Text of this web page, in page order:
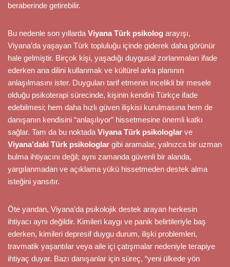
beraberinde getirebilir.
Bu nedenle son yıllarda Viyana Türk psikolog arayışı,
Viyana’da yaşayan Türk topluluğu içinde giderek daha görünür
hale gelmiştir. Birçok kişi, yaşadığı duygusal zorlanmaları ifade
ederken ana dilini kullanmak ve kültürel arka planının
anlaşılmasını ister. Duyguları tarif etmenin incelikli bir mesele
olduğu psikoterapi sürecinde, kişinin kendini Türkçe ifade
edebilmesi; hem daha hızlı güven ilişkisi kurulmasına hem de
danışanın kendisini “anlaşılıyor” hissetmesine önemli katkı
sağlar. Tam da bu noktada Viyana Türk psikologlar ve
Viyana’daki Türk psikologlar gibi aramalar, yalnızca bir uzman
bulma ihtiyacını değil; aynı zamanda güvenli bir alanda,
yargılanmadan ve açıklama yükü hissetmeden destek alma
isteğini yansıtır.
Öte yandan, Viyana’da psikolojik destek arayan herkesin
ihtiyacı aynı değildir. Kimileri kaygı ve panik belirtileriyle baş
ederken, kimileri depresif duygu durum, ilişki problemleri,
travmatik yaşantılar veya aile içi çatışmalar nedeniyle terapiye
ihtiyaç duyar. Bazı danışanlar için süreç, “yeni ülkede yön